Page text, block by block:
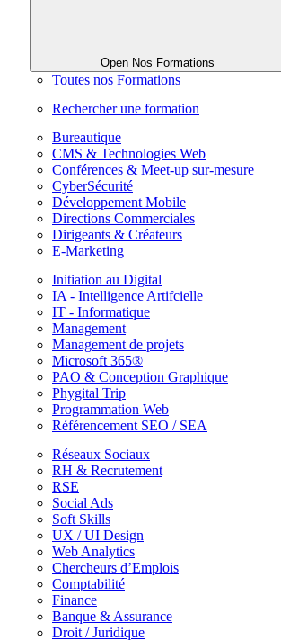
Open Nos Formations
Toutes nos Formations
Rechercher une formation
Bureautique
CMS & Technologies Web
Conférences & Meet-up sur-mesure
CyberSécurité
Développement Mobile
Directions Commerciales
Dirigeants & Créateurs
E-Marketing
Initiation au Digital
IA - Intelligence Artifcielle
IT - Informatique
Management
Management de projets
Microsoft 365®
PAO & Conception Graphique
Phygital Trip
Programmation Web
Référencement SEO / SEA
Réseaux Sociaux
RH & Recrutement
RSE
Social Ads
Soft Skills
UX / UI Design
Web Analytics
Chercheurs d’Emplois
Comptabilité
Finance
Banque & Assurance
Droit / Juridique